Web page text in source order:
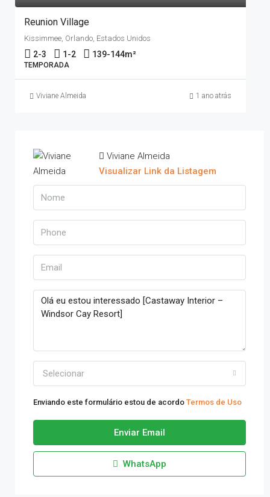
Reunion Village
Kissimmee, Orlando, Estados Unidos
2-3 1-2 139-144m²
TEMPORADA
Viviane Almeida 1 ano atrás
Viviane Almeida
Visualizar Link da Listagem
Selecionar
Enviando este formulário estou de acordo Termos de Uso
Enviar Email
WhatsApp